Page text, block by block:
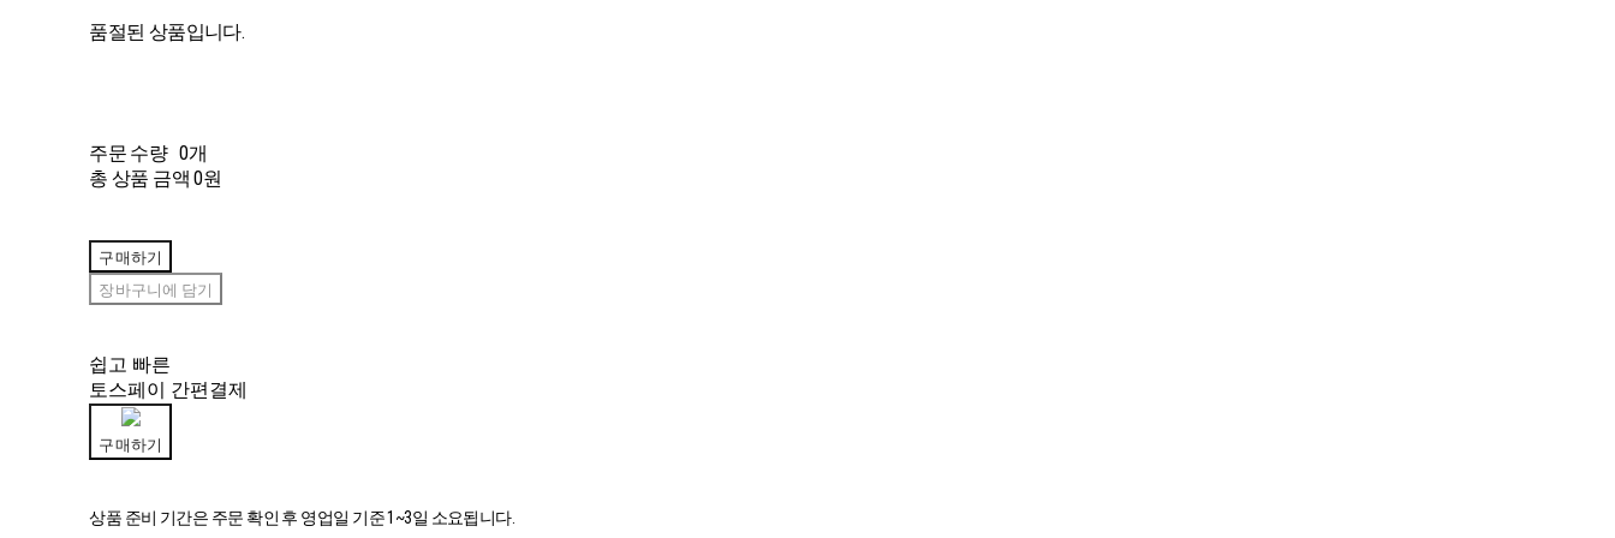
품절된 상품입니다.
주문 수량 0개
총 상품 금액 0원
구매하기
장바구니에 담기
쉽고 빠른
토스페이 간편결제
구매하기
상품 준비 기간은 주문 확인 후 영업일 기준 1~3일 소요됩니다.